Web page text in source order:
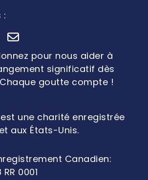
:
pour nous aider à
significatif dès
goutte compte !
une charité enregistrée
aux États-Unis.
Canadien:
0001